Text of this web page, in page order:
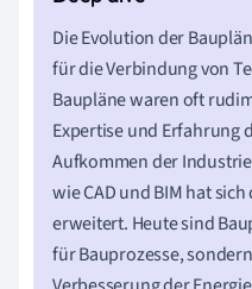
Die Evolution der
für die Verbindung von
Baupläne waren oft
Expertise und Erfahrung
Aufkommen der
wie CAD und BIM hat
erweitert. Heute sind
für Bauprozesse,